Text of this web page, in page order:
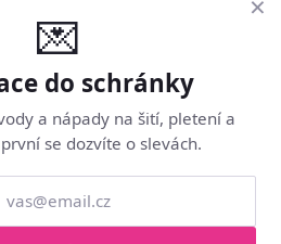
vysrážet vypráním nebo
displeje mobilního telefonu.
💌
do schránky
a nápady na šití, pletení a
se dozvíte o slevách.